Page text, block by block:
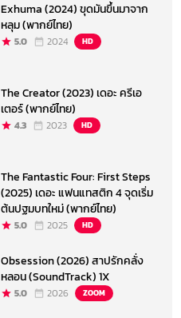
Exhuma (2024) ขุดมันขึ้นมาจาก
หลุม (พากย์ไทย)
5.0 2024 HD
The Creator (2023) เดอะ ครีเอ
เตอร์ (พากย์ไทย)
4.3 2023 HD
The Fantastic Four: First Steps
(2025) เดอะ แฟนแทสติก 4 จุดเริ่ม
ต้นปฐมบทใหม่ (พากย์ไทย)
5.0 2025 HD
Obsession (2026) สาปรักคลั่ง
หลอน (SoundTrack) 1X
5.0 2026 ZOOM